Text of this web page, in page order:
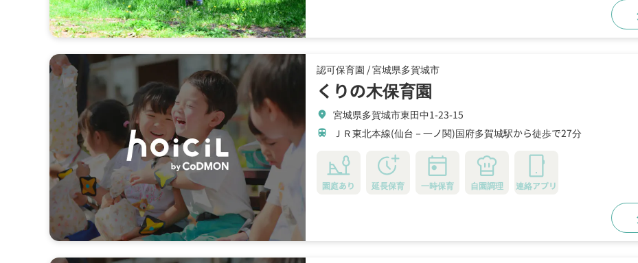
認可保育園 /宮城県多賀城市
くりの木保育園
location_on 宮城県多賀城市東田中1-23-15
train ＪＲ東北本線(仙台－一ノ関)国府多賀城駅から徒歩で27分
園庭あり 延長保育 一時保育 自園調理 連絡アプリ